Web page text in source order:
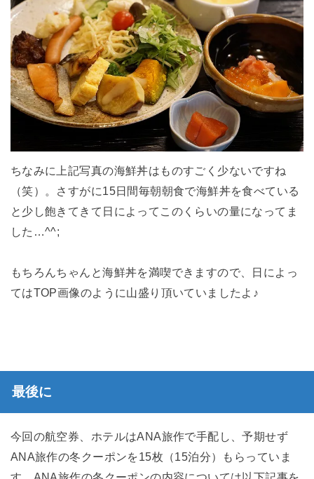
ちなみに上記写真の海鮮丼はものすごく少ないですね
（笑）。さすがに15日間毎朝朝食で海鮮丼を食べている
と少し飽きてきて日によってこのくらいの量になってま
した…^^;
もちろんちゃんと海鮮丼を満喫できますので、日によっ
てはTOP画像のように山盛り頂いていましたよ♪
最後に
今回の航空券、ホテルはANA旅作で手配し、予期せず
ANA旅作の冬クーポンを15枚（15泊分）もらっていま